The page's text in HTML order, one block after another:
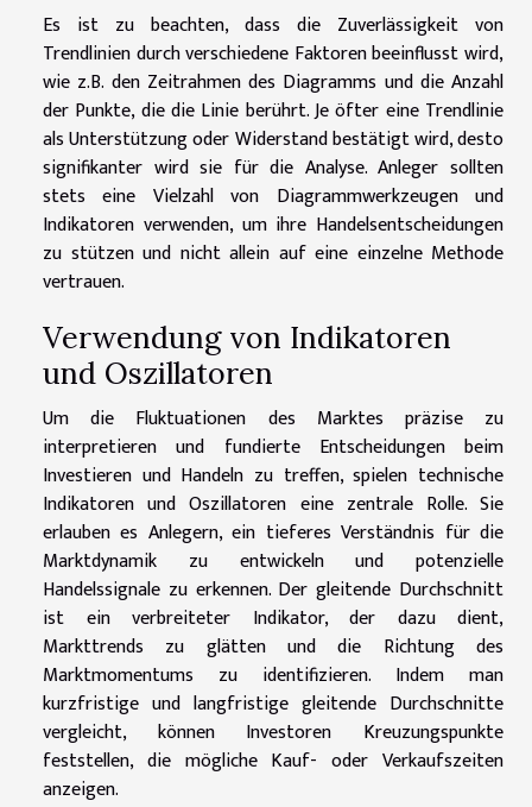
Es ist zu beachten, dass die Zuverlässigkeit von
Trendlinien durch verschiedene Faktoren beeinflusst wird,
wie z.B. den Zeitrahmen des Diagramms und die Anzahl
der Punkte, die die Linie berührt. Je öfter eine Trendlinie
als Unterstützung oder Widerstand bestätigt wird, desto
signifikanter wird sie für die Analyse. Anleger sollten
stets eine Vielzahl von Diagrammwerkzeugen und
Indikatoren verwenden, um ihre Handelsentscheidungen
zu stützen und nicht allein auf eine einzelne Methode
vertrauen.
Verwendung von Indikatoren
und Oszillatoren
Um die Fluktuationen des Marktes präzise zu
interpretieren und fundierte Entscheidungen beim
Investieren und Handeln zu treffen, spielen technische
Indikatoren und Oszillatoren eine zentrale Rolle. Sie
erlauben es Anlegern, ein tieferes Verständnis für die
Marktdynamik zu entwickeln und potenzielle
Handelssignale zu erkennen. Der gleitende Durchschnitt
ist ein verbreiteter Indikator, der dazu dient,
Markttrends zu glätten und die Richtung des
Marktmomentums zu identifizieren. Indem man
kurzfristige und langfristige gleitende Durchschnitte
vergleicht, können Investoren Kreuzungspunkte
feststellen, die mögliche Kauf- oder Verkaufszeiten
anzeigen.